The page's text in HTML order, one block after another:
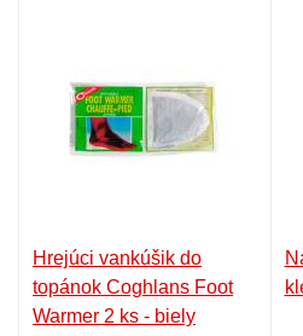
Hrejúci vankúšik do
topánok Coghlans Foot
Warmer 2 ks - biely